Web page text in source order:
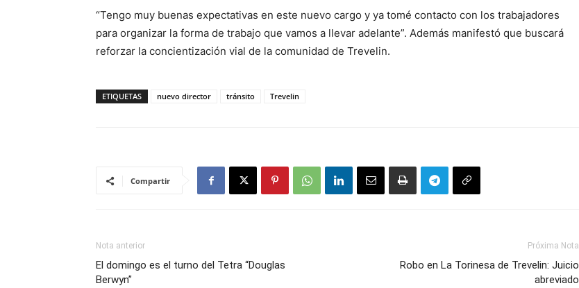
“Tengo muy buenas expectativas en este nuevo cargo y ya tomé contacto con los trabajadores
para organizar la forma de trabajo que vamos a llevar adelante”. Además manifestó que buscará
reforzar la concientización vial de la comunidad de Trevelin.
ETIQUETAS nuevo director tránsito Trevelin
Compartir
Nota anterior
El domingo es el turno del Tetra “Douglas
Berwyn”
Próxima Nota
Robo en La Torinesa de Trevelin: Juicio
abreviado